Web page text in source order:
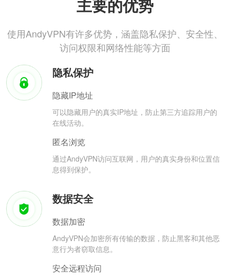
主要的优势
使用AndyVPN有许多优势，涵盖隐私保护、安全性、
访问权限和网络性能等方面
隐私保护
隐藏IP地址
可以隐藏用户的真实IP地址，防止第三方追踪用户的
在线活动。
匿名浏览
通过AndyVPN访问互联网，用户的真实身份和位置信
息得到保护。
数据安全
数据加密
AndyVPN会加密所有传输的数据，防止黑客和其他恶
意行为者窃取信息。
安全远程访问